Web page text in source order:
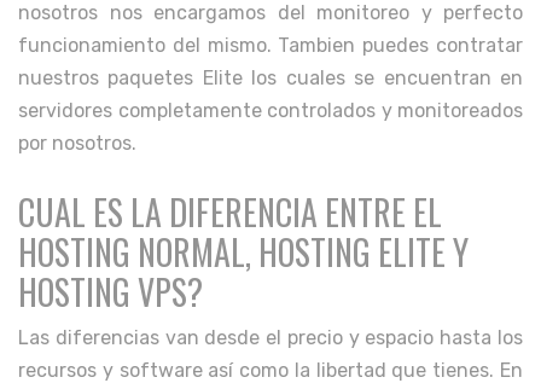
nosotros nos encargamos del monitoreo y perfecto
funcionamiento del mismo. Tambien puedes contratar
nuestros paquetes Elite los cuales se encuentran en
servidores completamente controlados y monitoreados
por nosotros.
CUAL ES LA DIFERENCIA ENTRE EL
HOSTING NORMAL, HOSTING ELITE Y
HOSTING VPS?
Las diferencias van desde el precio y espacio hasta los
recursos y software así como la libertad que tienes. En